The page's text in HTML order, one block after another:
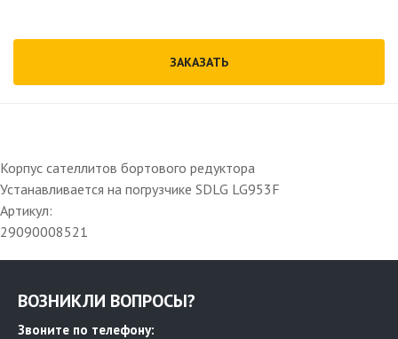
ЗАКАЗАТЬ
Корпус сателлитов бортового редуктора
Устанавливается на погрузчике SDLG LG953F
Артикул:
29090008521
ВОЗНИКЛИ ВОПРОСЫ?
Звоните по телефону: